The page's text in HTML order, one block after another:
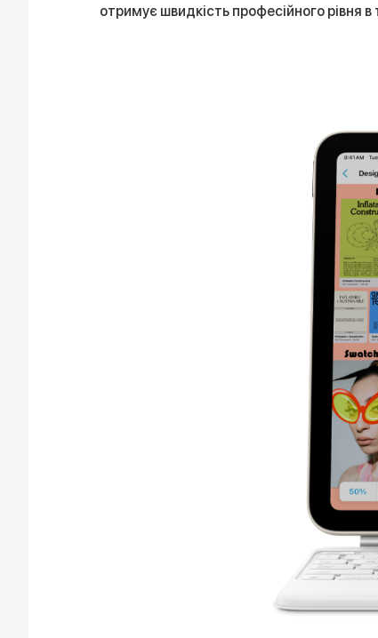
отримує швидкість професійного рівня